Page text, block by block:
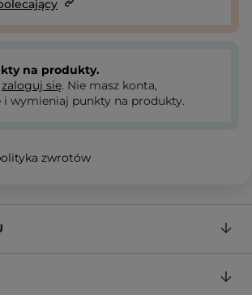
na produkty.
zaloguj się. Nie masz konta,
i wymieniaj punkty na produkty.
zwrotów